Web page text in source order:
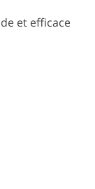
et efficace